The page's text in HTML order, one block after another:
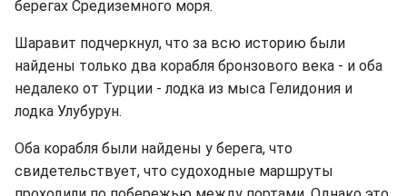
берегах Средиземного моря.
Шаравит подчеркнул, что за всю историю были
найдены только два корабля бронзового века - и оба
недалеко от Турции - лодка из мыса Гелидония и
лодка Улубурун.
Оба корабля были найдены у берега, что
свидетельствует, что судоходные маршруты